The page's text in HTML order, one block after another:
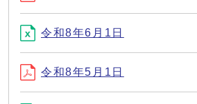
令和8年6月1日
令和8年5月1日